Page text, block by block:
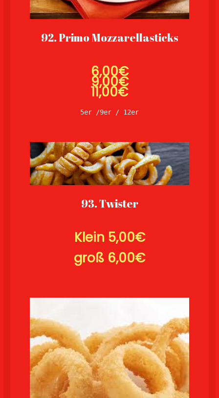
92. Primo Mozzarellasticks
6,00€
9,00€
11,00€
5er /9er / 12er
93. Twister
Klein 5,00€
groß 6,00€